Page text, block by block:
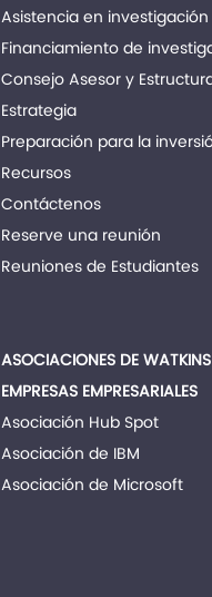
Asistencia en
Financiamiento de
Consejo Asesor y
Estrategia
Preparación para la
Recursos
Contáctenos
Reserve una reunión
Reuniones de Estudiantes
ASOCIACIONES DE
EMPRESAS EMPRESARIALES
Asociación Hub Spot
Asociación de IBM
Asociación de Microsoft